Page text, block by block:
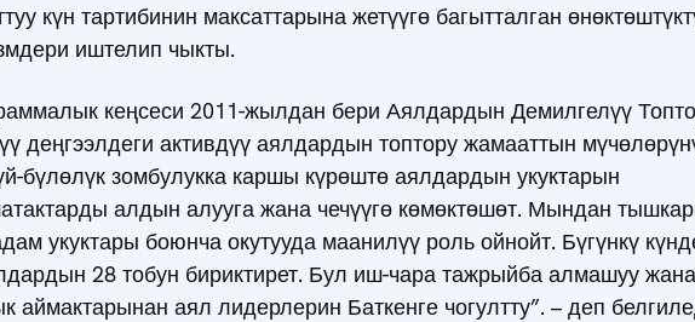
күн тартибинин максаттарына жетүүгө багытталган
иштелип чыкты.
кеңсеси 2011-жылдан бери Аялдардын Демилгелүү
деңгээлдеги активдүү аялдардын топтору жамааттын
зомбулукка каршы күрөштө аялдардын укуктарын
алдын алууга жана чечүүгө көмөктөшөт. Мындан
укуктары боюнча окутууда маанилүү роль ойнойт. Бүгүнкү
28 тобун бириктирет. Бул иш-чара тажрыйба алмашуу жана
аял лидерлерин Баткенге чогултту”. – деп